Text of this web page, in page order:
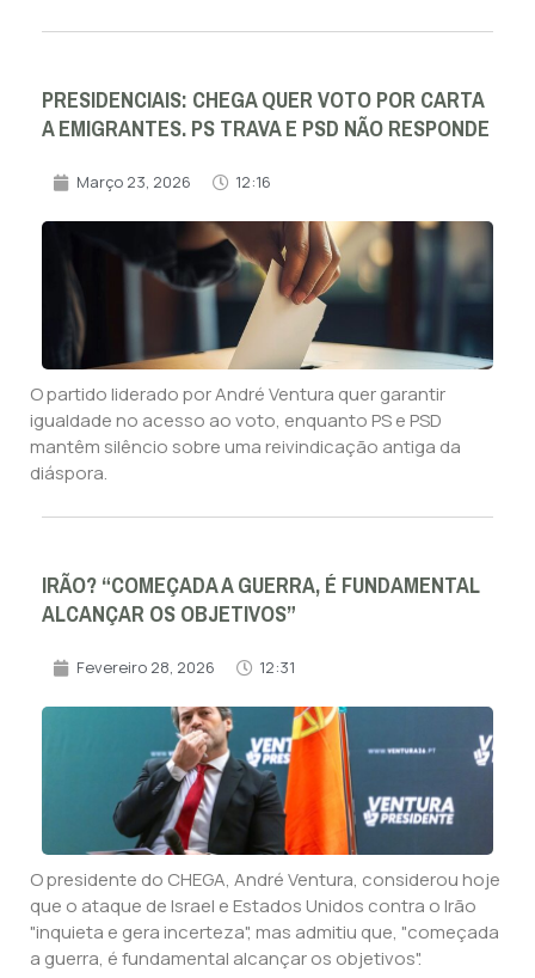
PRESIDENCIAIS: CHEGA QUER VOTO POR CARTA
A EMIGRANTES. PS TRAVA E PSD NÃO RESPONDE
Março 23, 2026 12:16
O partido liderado por André Ventura quer garantir
igualdade no acesso ao voto, enquanto PS e PSD
mantêm silêncio sobre uma reivindicação antiga da
diáspora.
IRÃO? “COMEÇADA A GUERRA, É FUNDAMENTAL
ALCANÇAR OS OBJETIVOS”
Fevereiro 28, 2026 12:31
O presidente do CHEGA, André Ventura, considerou hoje
que o ataque de Israel e Estados Unidos contra o Irão
"inquieta e gera incerteza", mas admitiu que, "começada
a guerra, é fundamental alcançar os objetivos".